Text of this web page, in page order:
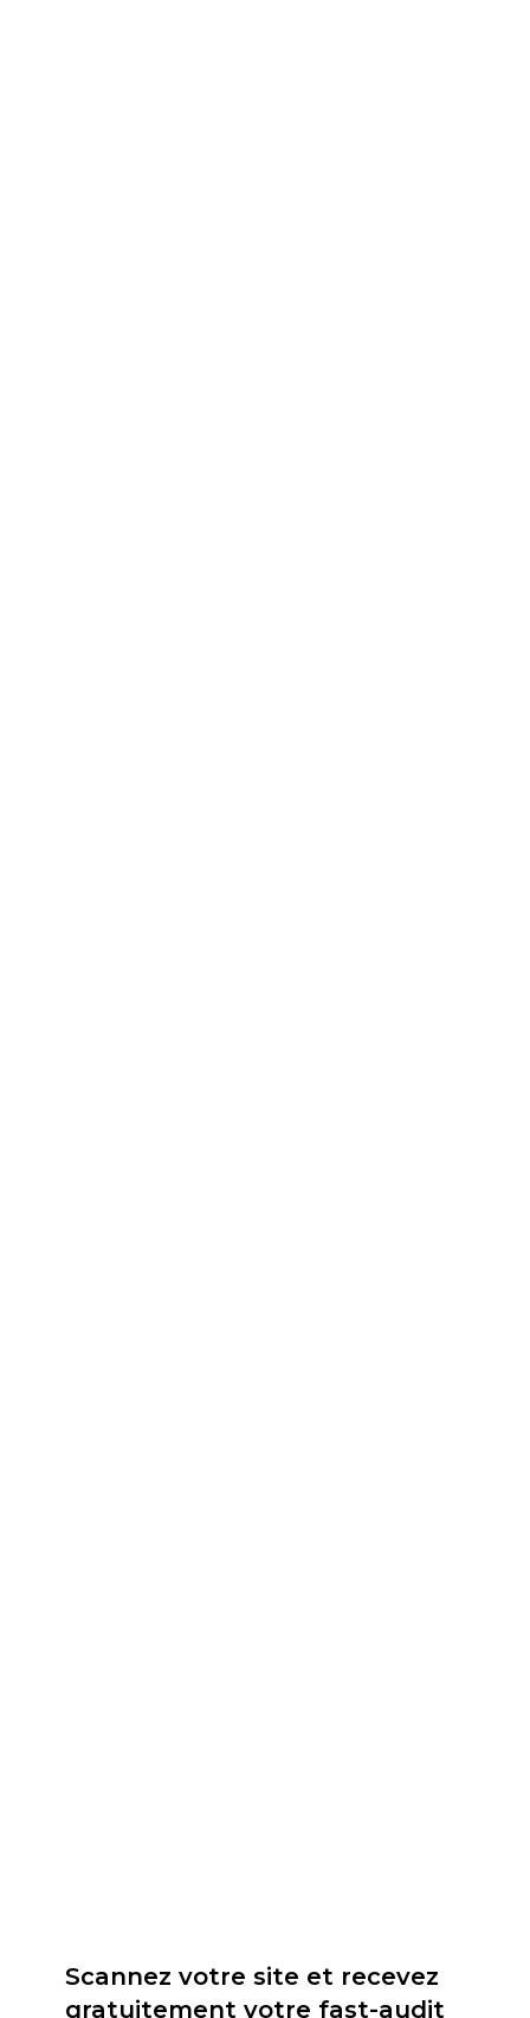
Scannez votre site et recevez
gratuitement votre fast-audit